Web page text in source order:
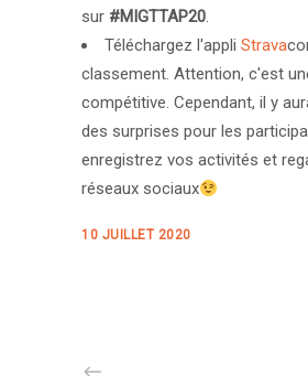
sur #MIGTTAP20.
Téléchargez l'appli Strava
classement. Attention, c'est
compétitive. Cependant, il y
des surprises pour les
enregistrez vos activités et
réseaux sociaux
10 JUILLET 2020